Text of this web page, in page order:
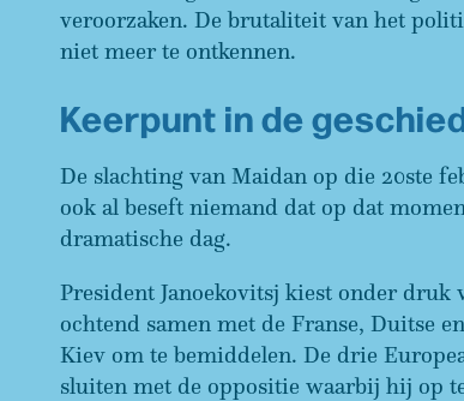
veroorzaken. De brutaliteit van het
niet meer te ontkennen.
Keerpunt in de
De slachting van Maidan op die 20ste
ook al beseft niemand dat op dat
dramatische dag.
President Janoekovitsj kiest onder
ochtend samen met de Franse, Duitse
Kiev om te bemiddelen. De drie
sluiten met de oppositie waarbij hij op